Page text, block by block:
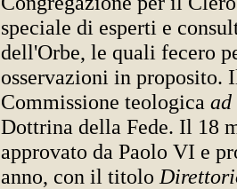
speciale di esperti e
dell'Orbe, le quali fecero
osservazioni in proposito.
Commissione teologica ad
Dottrina della Fede. Il 18
approvato da Paolo VI e
anno, con il titolo